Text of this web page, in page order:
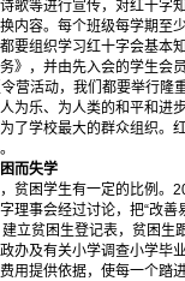
歌等进行宣传，对红十字
容。每个班级每学期至
要组织学习红十字会基
》，并由先入会的学生
营活动，我们都要举行隆
为乐、为人类的和平和进
了学校最大的群众组织
而失学
困学生有一定的比例。
理事会经过讨论，把“改
立贫困生登记表，贫困生
办及有关小学调查小学
用提供依据，使每一个